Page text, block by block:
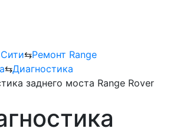
⇆Ремонт Range
⇆Диагностика
заднего моста Range Rover